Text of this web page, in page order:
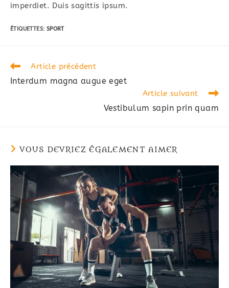
imperdiet. Duis sagittis ipsum.
ÉTIQUETTES: SPORT
Read
articles
Article précédent
Interdum magna augue eget
Article suivant
Vestibulum sapin prin quam
VOUS DEVRIEZ ÉGALEMENT AIMER